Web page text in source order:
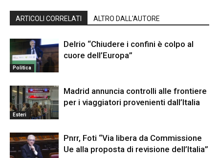
ARTICOLI CORRELATI ALTRO DALL'AUTORE
Politica
Delrio “Chiudere i confini è colpo al
cuore dell’Europa”
Esteri
Madrid annuncia controlli alle frontiere
per i viaggiatori provenienti dall’Italia
Pnrr, Foti “Via libera da Commissione
Ue alla proposta di revisione dell’Italia”